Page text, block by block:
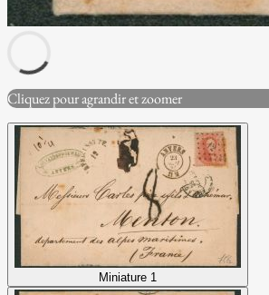
Cliquez pour agrandir et zoomer
Miniature 1